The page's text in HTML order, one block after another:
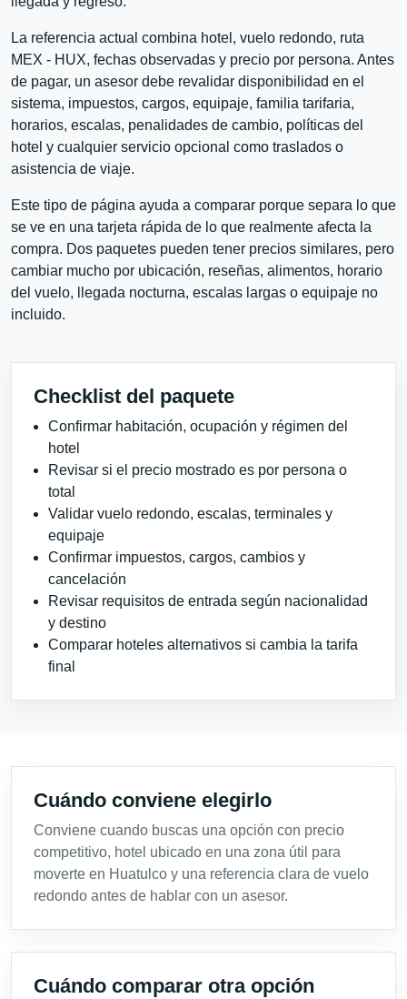
La referencia actual combina hotel, vuelo redondo, ruta
MEX - HUX, fechas observadas y precio por persona. Antes
de pagar, un asesor debe revalidar disponibilidad en el
sistema, impuestos, cargos, equipaje, familia tarifaria,
horarios, escalas, penalidades de cambio, políticas del
hotel y cualquier servicio opcional como traslados o
asistencia de viaje.
Este tipo de página ayuda a comparar porque separa lo que
se ve en una tarjeta rápida de lo que realmente afecta la
compra. Dos paquetes pueden tener precios similares, pero
cambiar mucho por ubicación, reseñas, alimentos, horario
del vuelo, llegada nocturna, escalas largas o equipaje no
incluido.
Checklist del paquete
Confirmar habitación, ocupación y régimen del
hotel
Revisar si el precio mostrado es por persona o
total
Validar vuelo redondo, escalas, terminales y
equipaje
Confirmar impuestos, cargos, cambios y
cancelación
Revisar requisitos de entrada según nacionalidad
y destino
Comparar hoteles alternativos si cambia la tarifa
final
Cuándo conviene elegirlo
Conviene cuando buscas una opción con precio
competitivo, hotel ubicado en una zona útil para
moverte en Huatulco y una referencia clara de vuelo
redondo antes de hablar con un asesor.
Cuándo comparar otra opción